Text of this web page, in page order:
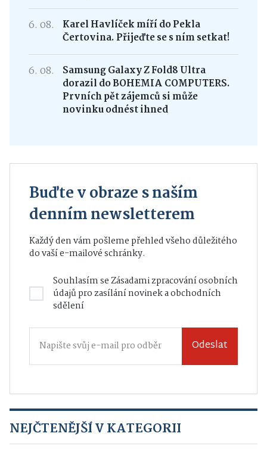
6. 08.
Karel Havlíček míří do Pekla
Čertovina. Přijeďte se s ním setkat!
6. 08.
Samsung Galaxy Z Fold8 Ultra
dorazil do BOHEMIA COMPUTERS.
Prvních pět zájemců si může
novinku odnést ihned
Buďte v obraze s naším
denním newsletterem
Každý den vám pošleme přehled všeho důležitého
do vaší e-mailové schránky.
Souhlasím seZásadami zpracování osobních
údajůpro zasílání novinek a obchodních
sdělení
Odeslat
NEJČTENĚJŠÍ V KATEGORII